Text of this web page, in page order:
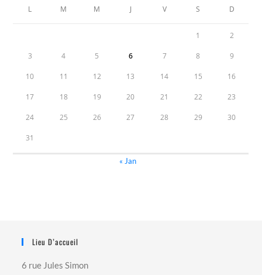
L M M J V S D
1 2
3 4 5 6 7 8 9
10 11 12 13 14 15 16
17 18 19 20 21 22 23
24 25 26 27 28 29 30
31
« Jan
Lieu D’accueil
6 rue Jules Simon